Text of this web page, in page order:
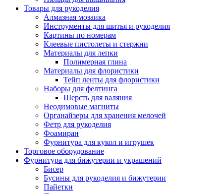
Товары для рукоделия
Алмазная мозаика
Инструменты для шитья и рукоделия
Картины по номерам
Клеевые пистолеты и стержни
Материалы для лепки
Полимерная глина
Материалы для флористики
Тейп ленты для флористики
Наборы для фелтинга
Шерсть для валяния
Неодимовые магниты
Органайзеры для хранения мелочей
Фетр для рукоделия
Фоамиран
Фурнитура для кукол и игрушек
Торговое оборудование
Фурнитура для бижутерии и украшений
Бисер
Бусины для рукоделия и бижутерии
Пайетки